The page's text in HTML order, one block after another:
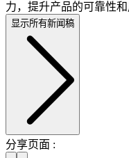
力，提升产品的可靠性和
显示所有新闻稿
分享页面 :